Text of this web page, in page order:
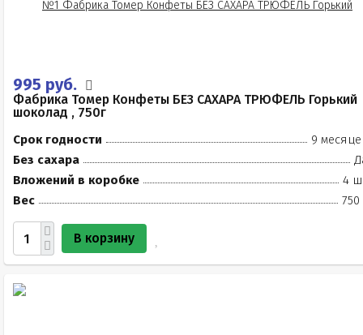
995 руб.
Фабрика Томер Конфеты БЕЗ САХАРА ТРЮФЕЛЬ Горький
шоколад , 750г
Срок годности
9
Без сахара
Вложений в коробке
4
Вес
750
В корзину